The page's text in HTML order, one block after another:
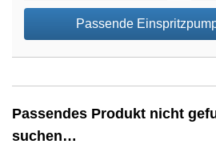
Passende
Passendes Produkt nicht
suchen…